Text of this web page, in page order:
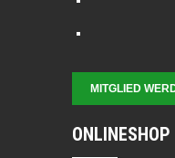
MITGLIED
ONLINESHOP